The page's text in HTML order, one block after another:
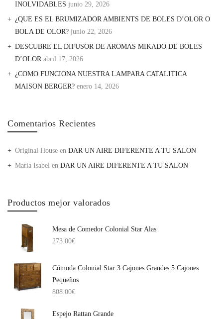
INOLVIDABLES junio 29, 2026
¿QUE ES EL BRUMIZADOR AMBIENTS DE BOLES D’OLOR O
BOLA DE OLOR? junio 22, 2026
DESCUBRE EL DIFUSOR DE AROMAS MIKADO DE BOLES
D’OLOR abril 17, 2026
¿COMO FUNCIONA NUESTRA LAMPARA CATALITICA
MAISON BERGER? enero 14, 2026
Comentarios Recientes
Original House en DAR UN AIRE DIFERENTE A TU SALON
Maria Isabel en DAR UN AIRE DIFERENTE A TU SALON
Productos mejor valorados
Mesa de Comedor Colonial Star Alas
273.00€
Cómoda Colonial Star 3 Cajones Grandes 5 Cajones
Pequeños
808.00€
Espejo Rattan Grande